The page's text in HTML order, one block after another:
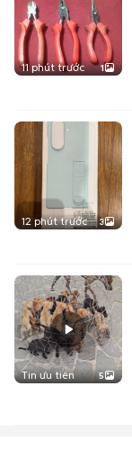
11 phút trước 1
12 phút trước 3
Tin ưu tiên 5